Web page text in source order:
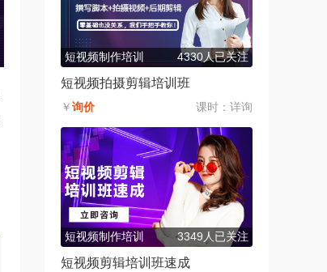
短视频制作培训 4330人已关注
短视频拍摄剪辑培训班
￥询价 课时： 详询
短视频制作培训 3349人已关注
短视频剪辑培训班速成